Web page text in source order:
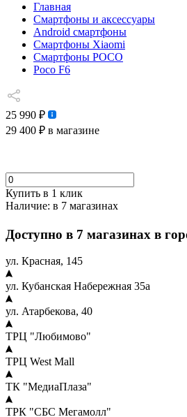
Главная
Смартфоны и аксессуары
Android cмартфоны
Смартфоны Xiaomi
Смартфоны POCO
Poco F6
25 990 ₽
29 400 ₽ в магазине
Купить в 1 клик
Наличие: в 7 магазинах
Доступно в 7 магазинах в
ул. Красная, 145
ул. Кубанская Набережная 35а
ул. Атарбекова, 40
ТРЦ "Любимово"
ТРЦ West Mall
ТК "МедиаПлаза"
ТРК "СБС Мегамолл"